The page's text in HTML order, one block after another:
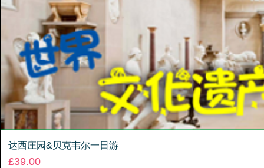
达西庄园&贝克韦尔一日游
Price
£39.00